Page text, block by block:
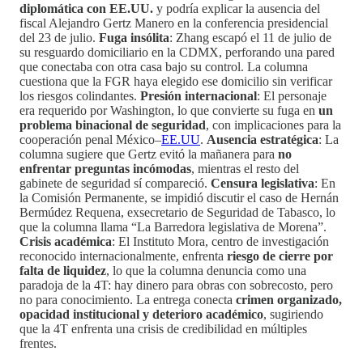
diplomática con EE.UU. y podría explicar la ausencia del
fiscal Alejandro Gertz Manero en la conferencia presidencial
del 23 de julio. Fuga insólita: Zhang escapó el 11 de julio de
su resguardo domiciliario en la CDMX, perforando una pared
que conectaba con otra casa bajo su control. La columna
cuestiona que la FGR haya elegido ese domicilio sin verificar
los riesgos colindantes. Presión internacional: El personaje
era requerido por Washington, lo que convierte su fuga en un
problema binacional de seguridad, con implicaciones para la
cooperación penal México–EE.UU. Ausencia estratégica: La
columna sugiere que Gertz evitó la mañanera para no
enfrentar preguntas incómodas, mientras el resto del
gabinete de seguridad sí compareció. Censura legislativa: En
la Comisión Permanente, se impidió discutir el caso de Hernán
Bermúdez Requena, exsecretario de Seguridad de Tabasco, lo
que la columna llama “La Barredora legislativa de Morena”.
Crisis académica: El Instituto Mora, centro de investigación
reconocido internacionalmente, enfrenta riesgo de cierre por
falta de liquidez, lo que la columna denuncia como una
paradoja de la 4T: hay dinero para obras con sobrecosto, pero
no para conocimiento. La entrega conecta crimen organizado,
opacidad institucional y deterioro académico, sugiriendo
que la 4T enfrenta una crisis de credibilidad en múltiples
frentes.